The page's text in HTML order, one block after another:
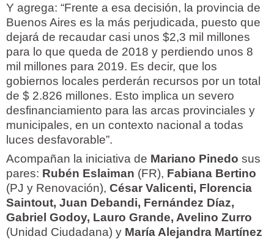
Y agrega: “Frente a esa decisión, la provincia de
Buenos Aires es la más perjudicada, puesto que
dejará de recaudar casi unos $2,3 mil millones
para lo que queda de 2018 y perdiendo unos 8
mil millones para 2019. Es decir, que los
gobiernos locales perderán recursos por un total
de $ 2.826 millones. Esto implica un severo
desfinanciamiento para las arcas provinciales y
municipales, en un contexto nacional a todas
luces desfavorable”.
Acompañan la iniciativa de Mariano Pinedo sus
pares: Rubén Eslaiman (FR), Fabiana Bertino
(PJ y Renovación), César Valicenti, Florencia
Saintout, Juan Debandi, Fernández Díaz,
Gabriel Godoy, Lauro Grande, Avelino Zurro
(Unidad Ciudadana) y María Alejandra Martínez